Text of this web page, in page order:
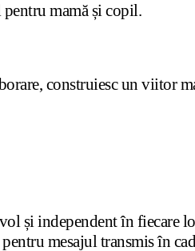
mamă și copil.
construiesc un viitor
și independent în fiecare
mesajul transmis în